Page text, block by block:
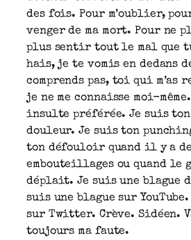
des fois. Pour m’oublier,
venger de ma mort. Pour ne
plus sentir tout le mal que
hais, je te vomis en dedans
comprends pas, toi qui m’as
je ne me connaisse moi-
insulte préférée. Je suis
douleur. Je suis ton
ton défouloir quand il y a
embouteillages ou quand le
déplait. Je suis une blague
suis une blague sur
sur Twitter. Crève. Sidéen.
toujours ma faute.